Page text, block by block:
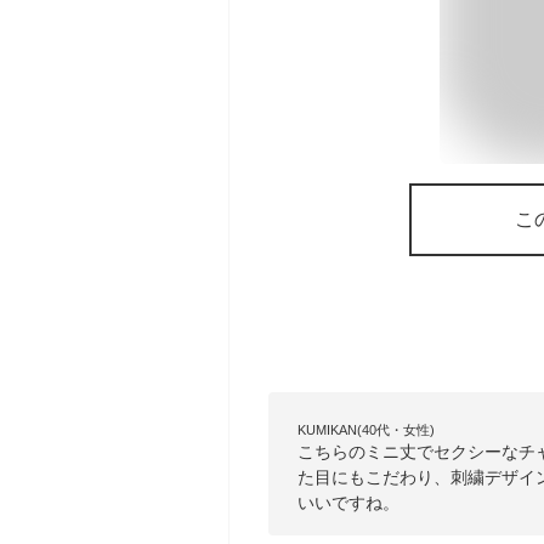
こ
KUMIKAN(40代・女性)
こちらのミニ丈でセクシーな
た目にもこだわり、刺繍デザ
いいですね。